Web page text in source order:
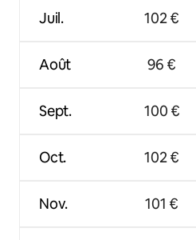
Juil.
Août
Sept.
Oct.
Nov.
102 €
96 €
100 €
102 €
101 €